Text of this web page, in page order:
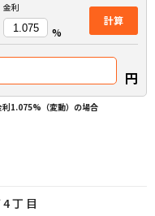
金利
%
計算
円
1.075%（変動）の場合
丁目